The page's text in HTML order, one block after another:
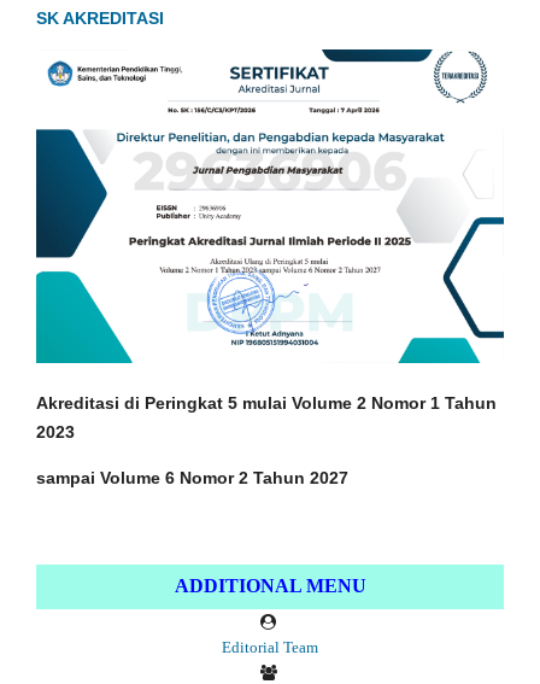
SK AKREDITASI
Akreditasi di Peringkat 5 mulai Volume 2 Nomor 1 Tahun
2023
sampai Volume 6 Nomor 2 Tahun 2027
ADDITIONAL MENU
Editorial Team